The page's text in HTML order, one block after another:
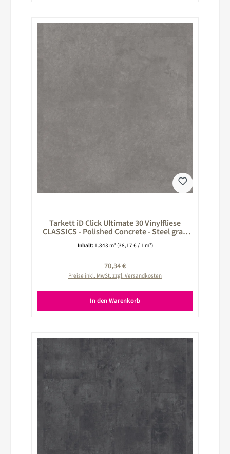
Tarkett iD Click Ultimate 30 Vinylfliese
CLASSICS - Polished Concrete - Steel grau
260024029
Inhalt: 1.843 m² (38,17 € / 1 m²)
Regulärer Preis:
70,34 €
Preise inkl. MwSt. zzgl. Versandkosten
In den Warenkorb